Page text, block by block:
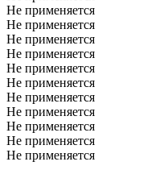
Не применяется
Не применяется
Не применяется
Не применяется
Не применяется
Не применяется
Не применяется
Не применяется
Не применяется
Не применяется
Не применяется